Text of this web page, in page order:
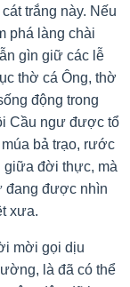
trắng này. Nếu
phá làng chài
gìn giữ các lễ
thờ cá Ông, thờ
động trong
Cầu ngư được tổ
bả trạo, rước
giữa đời thực, mà
đang được nhìn
xưa.
mời gọi dịu
là đã có thể